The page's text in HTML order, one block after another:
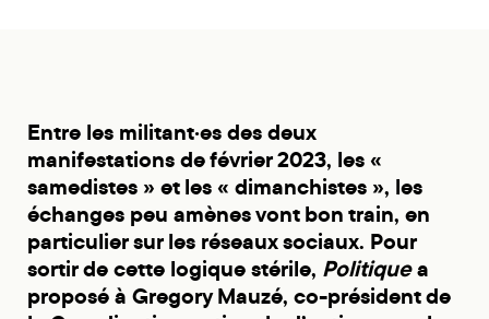
Entre les militant·es des deux
manifestations de février 2023, les «
samedistes » et les « dimanchistes », les
échanges peu amènes vont bon train, en
particulier sur les réseaux sociaux. Pour
sortir de cette logique stérile, Politiquea
proposé à Gregory Mauzé, co-président de